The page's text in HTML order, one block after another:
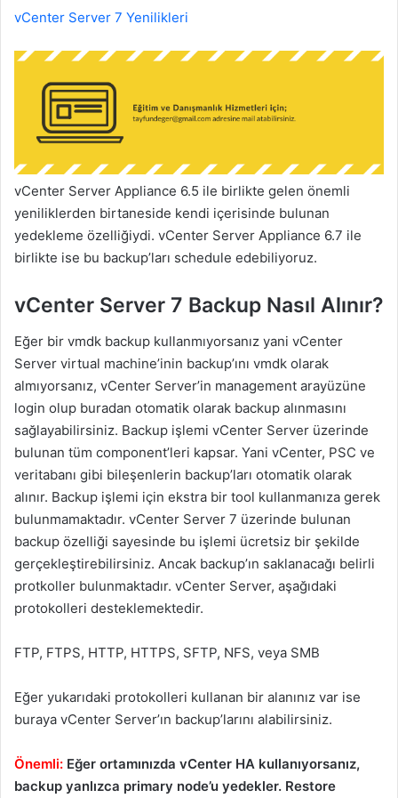
vCenter Server 7 Yenilikleri
vCenter Server Appliance 6.5 ile birlikte gelen önemli
yeniliklerden birtaneside kendi içerisinde bulunan
yedekleme özelliğiydi. vCenter Server Appliance 6.7 ile
birlikte ise bu backup’ları schedule edebiliyoruz.
vCenter Server 7 Backup Nasıl Alınır?
Eğer bir vmdk backup kullanmıyorsanız yani vCenter
Server virtual machine’inin backup’ını vmdk olarak
almıyorsanız, vCenter Server’in management arayüzüne
login olup buradan otomatik olarak backup alınmasını
sağlayabilirsiniz. Backup işlemi vCenter Server üzerinde
bulunan tüm component’leri kapsar. Yani vCenter, PSC ve
veritabanı gibi bileşenlerin backup’ları otomatik olarak
alınır. Backup işlemi için ekstra bir tool kullanmanıza gerek
bulunmamaktadır. vCenter Server 7 üzerinde bulunan
backup özelliği sayesinde bu işlemi ücretsiz bir şekilde
gerçekleştirebilirsiniz. Ancak backup’ın saklanacağı belirli
protkoller bulunmaktadır. vCenter Server, aşağıdaki
protokolleri desteklemektedir.
FTP, FTPS, HTTP, HTTPS, SFTP, NFS, veya SMB
Eğer yukarıdaki protokolleri kullanan bir alanınız var ise
buraya vCenter Server’ın backup’larını alabilirsiniz.
Önemli: Eğer ortamınızda vCenter HA kullanıyorsanız,
backup yanlızca primary node’u yedekler. Restore